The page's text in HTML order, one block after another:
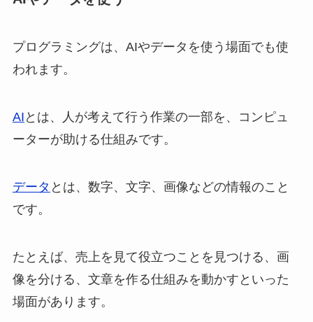
プログラミングは、AIやデータを使う場面でも使
われます。
AI とは、人が考えて行う作業の一部を、コンピュ
ーターが助ける仕組みです。
データ とは、数字、文字、画像などの情報のこと
です。
たとえば、売上を見て役立つことを見つける、画
像を分ける、文章を作る仕組みを動かすといった
場面があります。